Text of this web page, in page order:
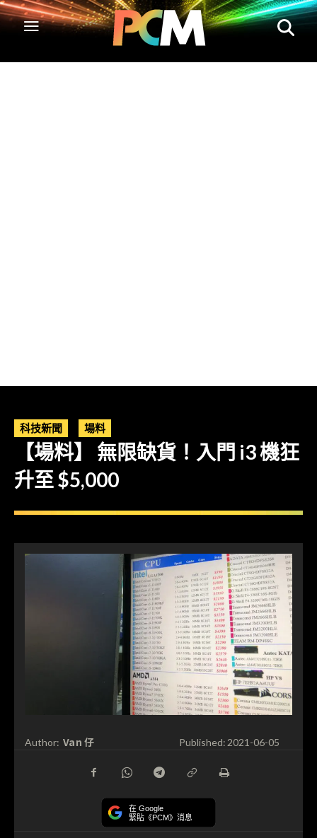
科技新聞 場料
【場料】 無限缺貨！入門 i3 機狂
升至 $5,000
Author: Van 仔 Published:2021-06-05
在 Google
緊貼《PCM》消息